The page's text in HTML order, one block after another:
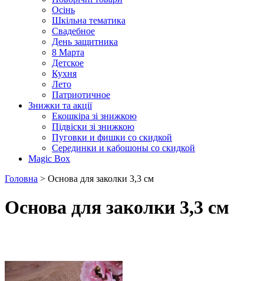
Осінь
Шкільна тематика
Свадебное
День защитника
8 Марта
Детское
Кухня
Лето
Патриотичное
Знижки та акції
Екошкіра зі знижкою
Підвіски зі знижкою
Пуговки и фишки со скидкой
Серединки и кабошоны со скидкой
Magic Box
Головна > Основа для заколки 3,3 см
Основа для заколки 3,3 см